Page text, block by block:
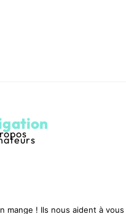
mange ! Ils nous aident à